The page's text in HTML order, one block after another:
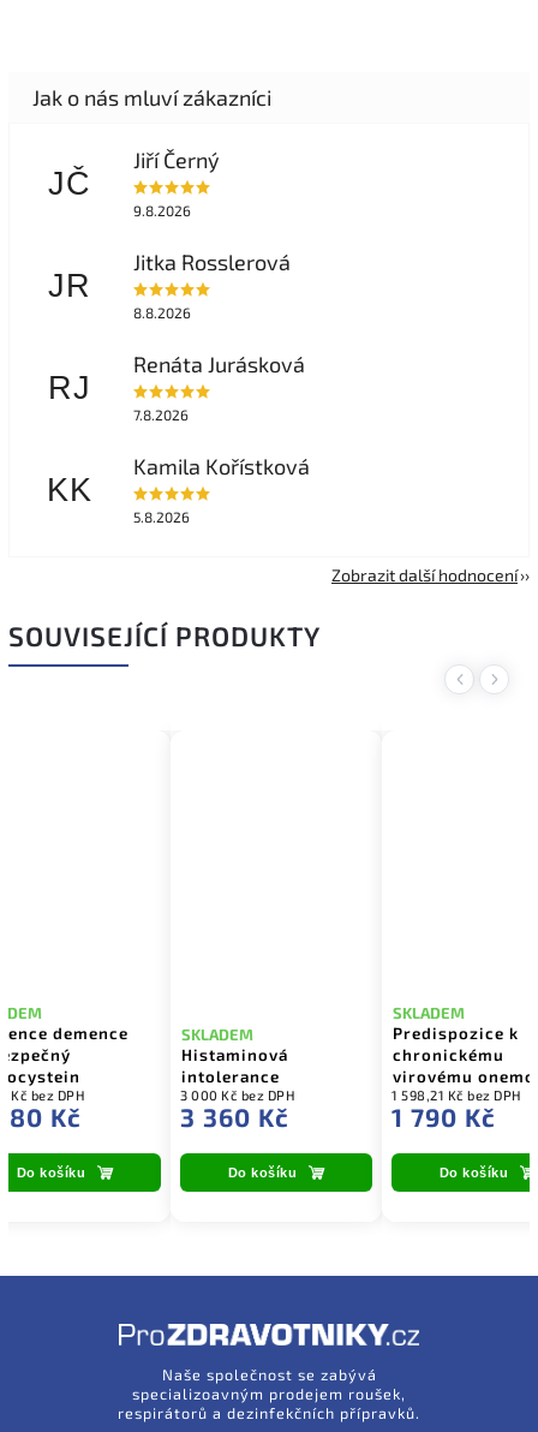
JČ
Jiří Černý
9.8.2026
JR
Jitka Rosslerová
8.8.2026
RJ
Renáta Jurásková
7.8.2026
KK
Kamila Kořístková
5.8.2026
Zobrazit další hodnocení
SOUVISEJÍCÍ PRODUKTY
Previous
demence
Kč bez DPH
Kč
Do košíku
Histaminová
intolerance
SKLADEM
3 000 Kč bez DPH
3 360 Kč
Do košíku
Predispozice k
chronickému
virovému
SKLADEM
1 598,21 Kč bez DPH
1 790 Kč
Do košíku
Next
Naše společnost se zabývá
specializoavným prodejem roušek,
respirátorů a dezinfekčních přípravků.